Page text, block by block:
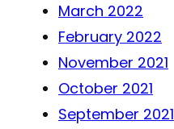
March 2022
February 2022
November 2021
October 2021
September 2021